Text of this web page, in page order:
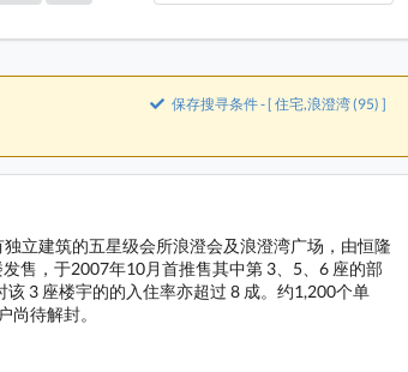
保存搜寻条件 - [ 住宅,浪澄湾 (95) ]
立建筑的五星级会所浪澄会及浪澄湾广场，由恒隆
售，于2007年10月首推售其中第 3、5、6 座的部
3 座楼宇的的入住率亦超过 8 成。约1,200个单
待解封。